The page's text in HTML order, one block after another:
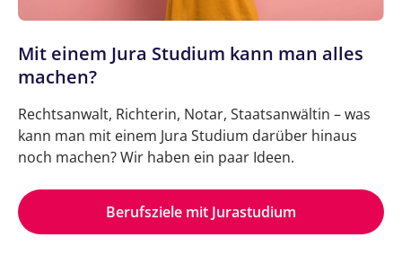
Mit einem Jura Studium kann man alles
machen?
Rechtsanwalt, Richterin, Notar, Staatsanwältin – was
kann man mit einem Jura Studium darüber hinaus
noch machen? Wir haben ein paar Ideen.
Berufsziele mit Jurastudium